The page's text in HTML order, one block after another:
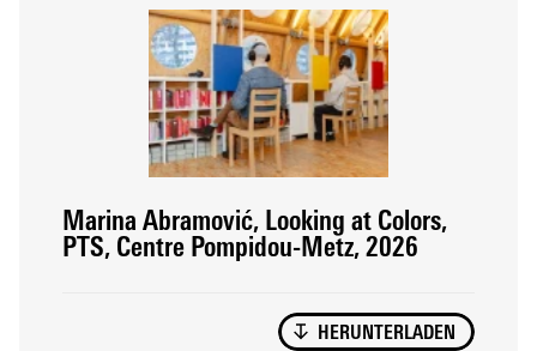
Marina Abramović, Looking at Colors,
PTS, Centre Pompidou-Metz, 2026
HERUNTERLADEN